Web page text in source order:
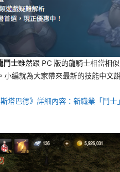
鬥士雖然跟 PC 版的龍騎士相當相
小編就為大家帶來最新的技能中文
塔巴德》詳細內容：新職業「鬥